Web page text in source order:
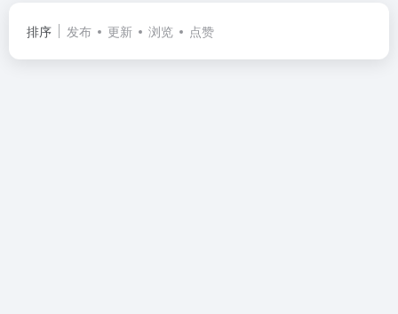
排序 发布 更新 浏览 点赞